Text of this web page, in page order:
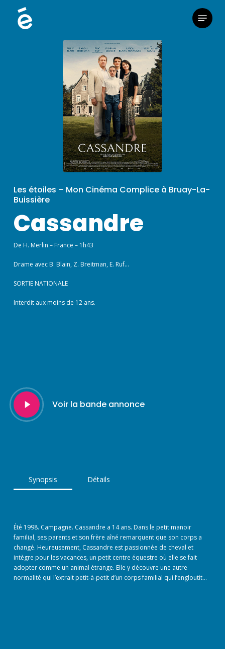
Menu
Les étoiles – Mon Cinéma Complice à Bruay-La-
Buissière
Cassandre
De H. Merlin – France – 1h43
Drame avec B. Blain, Z. Breitman, E. Ruf…
SORTIE NATIONALE
Interdit aux moins de 12 ans.
Play
Video
Voir la bande annonce
Synopsis Détails
Été 1998. Campagne. Cassandre a 14 ans. Dans le petit manoir
familial, ses parents et son frère aîné remarquent que son corps a
changé. Heureusement, Cassandre est passionnée de cheval et
intègre pour les vacances, un petit centre équestre où elle se fait
adopter comme un animal étrange. Elle y découvre une autre
normalité qui l’extrait petit-à-petit d’un corps familial qui l’engloutit…